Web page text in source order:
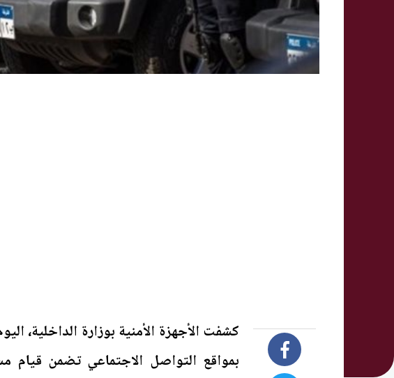
كشفت الأجهزة الأمنية بوزارة الداخلية،
بمواقع التواصل الاجتماعي تضمن